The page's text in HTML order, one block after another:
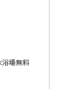
場無料